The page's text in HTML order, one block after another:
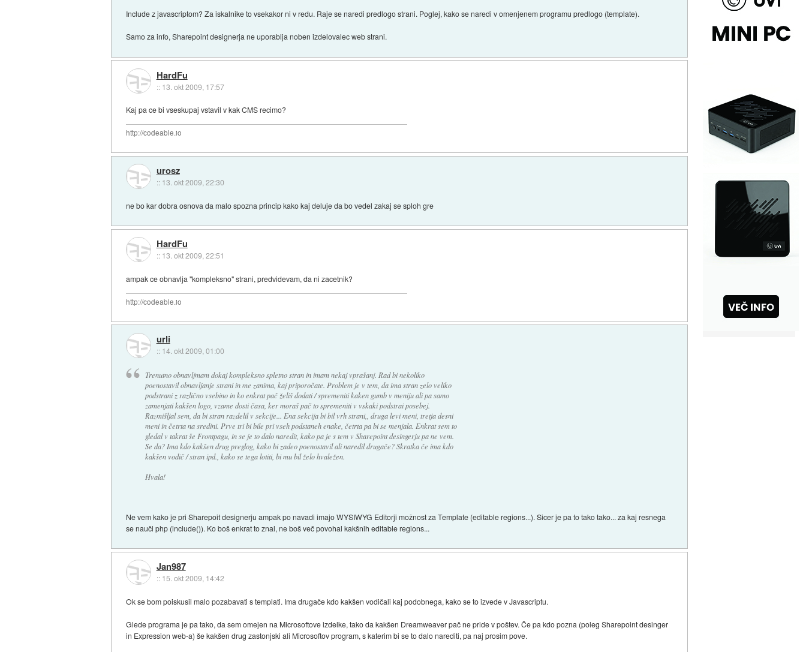
Include z javascriptom? Za iskalnike to vsekakor ni v redu. Raje se naredi predlogo strani. Poglej, kako se naredi v omenjenem programu predlogo (template).
Samo za info, Sharepoint designerja ne uporablja noben izdelovalec web strani.
HardFu
:: 13. okt 2009, 17:57
Kaj pa ce bi vseskupaj vstavil v kak CMS recimo?
http://codeable.io
urosz
:: 13. okt 2009, 22:30
ne bo kar dobra osnova da malo spozna princip kako kaj deluje da bo vedel zakaj se sploh gre
HardFu
:: 13. okt 2009, 22:51
ampak ce obnavlja "kompleksno" strani, predvidevam, da ni zacetnik?
http://codeable.io
urli
:: 14. okt 2009, 01:00
Trenutno obnavljmam dokaj kompleksno spletno stran in imam nekaj vprašanj. Rad bi nekoliko
poenostavil obnavljanje strani in me zanima, kaj priporočate. Problem je v tem, da ima stran zelo veliko
podstrani z različno vsebino in ko enkrat pač želiš dodati / spremeniti kaken gumb v meniju ali pa samo
zamenjati kakšen logo, vzame dosti časa, ker moraš pač to spremeniti v vskaki podstrai posebej.
Razmišljal sem, da bi stran razdelil v sekcije... Ena sekcija bi bil vrh strani,, druga levi meni, tretja desni
meni in četrta na sredini. Prve tri bi bile pri vseh podstaneh enake, četrta pa bi se menjala. Enkrat sem to
gledal v takrat še Frontpagu, in se je to dalo naredit, kako pa je s tem v Sharepoint desingerju pa ne vem.
Se da? Ima kdo kakšen drug preglog, kako bi zadeo poenostavil ali naredil drugače? Skratka če ima kdo
kakšen vodič / stran ipd., kako se tega lotiti, bi mu bil želo hvaležen.
Hvala!
Ne vem kako je pri Sharepoit designerju ampak po navadi imajo WYSIWYG Editorji možnost za Template (editable regions...). Sicer je pa to tako tako... za kaj resnega
se nauči php (include()). Ko boš enkrat to znal, ne boš več povohal kakšnih editable regions...
Jan987
:: 15. okt 2009, 14:42
Ok se bom poiskusil malo pozabavati s templati. Ima drugače kdo kakšen vodičali kaj podobnega, kako se to izvede v Javascriptu.
Glede programa je pa tako, da sem omejen na Microsoftove izdelke, tako da kakšen Dreamweaver pač ne pride v poštev. Če pa kdo pozna (poleg Sharepoint desinger
in Expression web-a) še kakšen drug zastonjski ali Microsoftov program, s katerim bi se to dalo narediti, pa naj prosim pove.